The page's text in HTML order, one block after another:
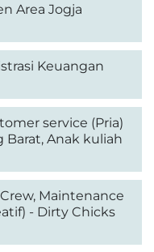
Area Jogja
Keuangan
service (Pria)
Barat, Anak kuliah
Maintenance
- Dirty Chicks